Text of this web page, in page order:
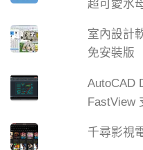
超可愛水
室內設計
免安裝版
AutoCAD
FastView
千尋影視